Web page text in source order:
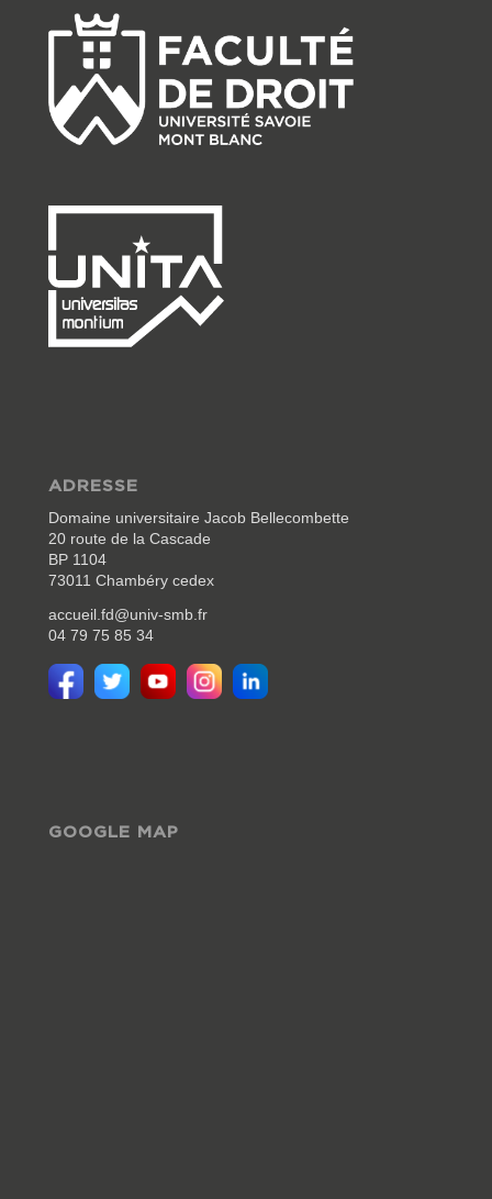
ADRESSE
Domaine universitaire Jacob Bellecombette
20 route de la Cascade
BP 1104
73011 Chambéry cedex
accueil.fd@univ-smb.fr
04 79 75 85 34
GOOGLE MAP